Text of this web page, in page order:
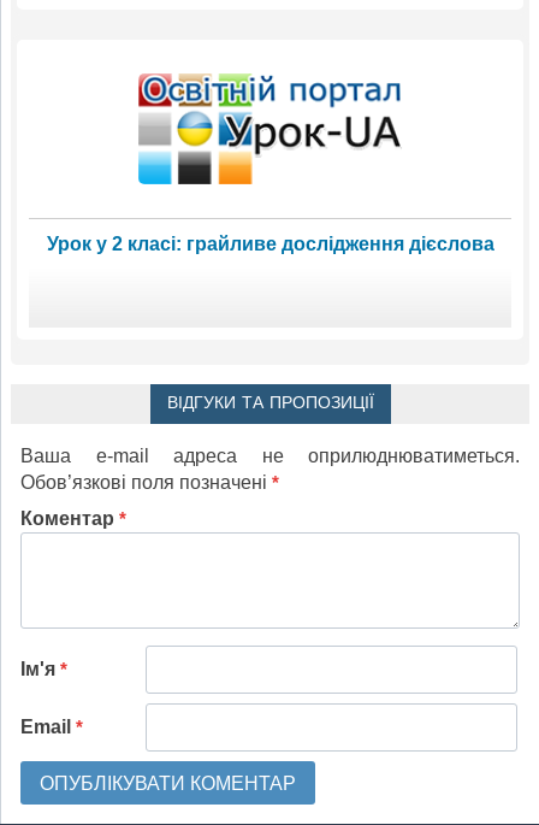
Урок у 2 класі: грайливе дослідження дієслова
ВІДГУКИ ТА ПРОПОЗИЦІЇ
Ваша e-mail адреса не оприлюднюватиметься.
Обов’язкові поля позначені *
Коментар *
Ім'я *
Email *